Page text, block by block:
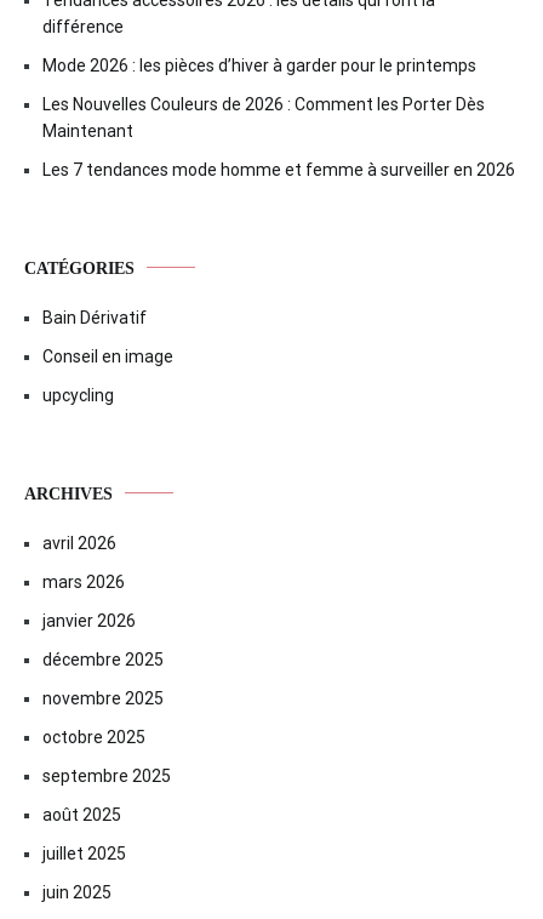
différence
Mode 2026 : les pièces d’hiver à garder pour le printemps
Les Nouvelles Couleurs de 2026 : Comment les Porter Dès
Maintenant
Les 7 tendances mode homme et femme à surveiller en 2026
CATÉGORIES
Bain Dérivatif
Conseil en image
upcycling
ARCHIVES
avril 2026
mars 2026
janvier 2026
décembre 2025
novembre 2025
octobre 2025
septembre 2025
août 2025
juillet 2025
juin 2025